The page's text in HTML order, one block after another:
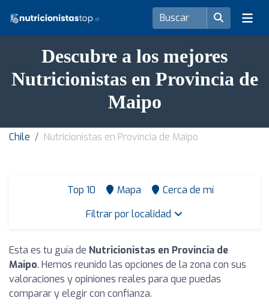
Descubre a los mejores
Nutricionistas en Provincia de
Maipo
Chile Nutricionistas en Provincia de Maipo
Top 10 Mapa
Cerca de mí
Filtrar por localidad
Esta es tu guía de Nutricionistas en Provincia de
Maipo. Hemos reunido las opciones de la zona con sus
valoraciones y opiniones reales para que puedas
comparar y elegir con confianza.